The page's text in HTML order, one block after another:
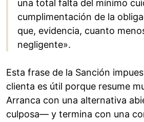
una total falta del mínimo
cumplimentación de la
que, evidencia, cuanto
negligente».
Esta frase de la Sanción
clienta es útil porque resume
Arranca con una alternativa
culposa— y termina con una